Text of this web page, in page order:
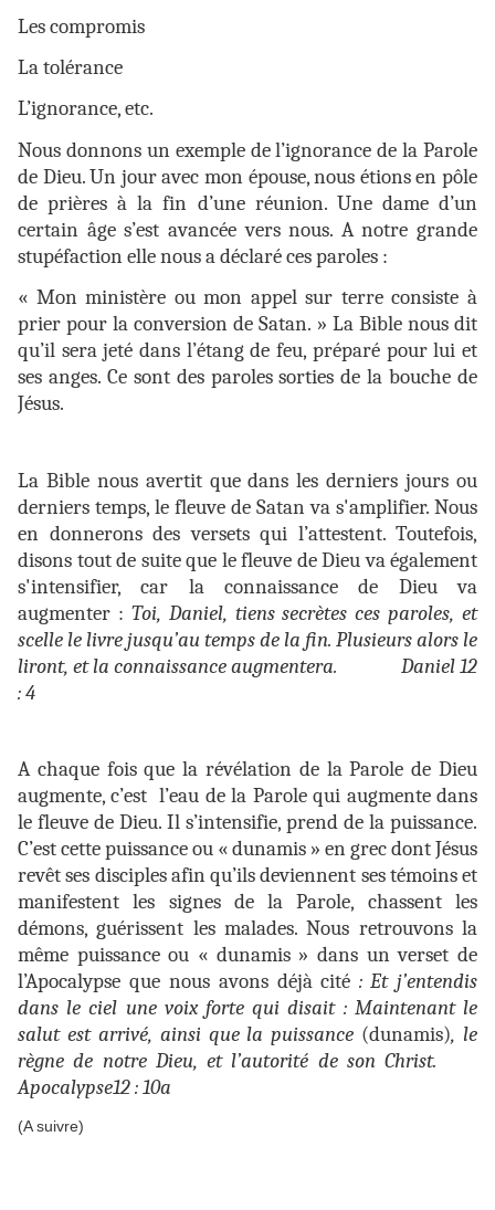
Les compromis
La tolérance
L’ignorance, etc.
Nous donnons un exemple de l’ignorance de la Parole
de Dieu. Un jour avec mon épouse, nous étions en pôle
de prières à la fin d’une réunion. Une dame d’un
certain âge s’est avancée vers nous. A notre grande
stupéfaction elle nous a déclaré ces paroles :
« Mon ministère ou mon appel sur terre consiste à
prier pour la conversion de Satan. » La Bible nous dit
qu’il sera jeté dans l’étang de feu, préparé pour lui et
ses anges. Ce sont des paroles sorties de la bouche de
Jésus.
La Bible nous avertit que dans les derniers jours ou
derniers temps, le fleuve de Satan va s'amplifier. Nous
en donnerons des versets qui l’attestent. Toutefois,
disons tout de suite que le fleuve de Dieu va également
s'intensifier, car la connaissance de Dieu va
augmenter : Toi, Daniel, tiens secrètes ces paroles, et
scelle le livre jusqu’au temps de la fin. Plusieurs alors le
liront, et la connaissance augmentera. Daniel 12
: 4
A chaque fois que la révélation de la Parole de Dieu
augmente, c’est l’eau de la Parole qui augmente dans
le fleuve de Dieu. Il s’intensifie, prend de la puissance.
C’est cette puissance ou « dunamis » en grec dont Jésus
revêt ses disciples afin qu’ils deviennent ses témoins et
manifestent les signes de la Parole, chassent les
démons, guérissent les malades. Nous retrouvons la
même puissance ou « dunamis » dans un verset de
l’Apocalypse que nous avons déjà cité: Et j’entendis
dans le ciel une voix forte qui disait : Maintenant le
salut est arrivé, ainsi que la puissance (dunamis), le
règne de notre Dieu, et l’autorité de son Christ.
Apocalypse12 : 10a
(A suivre)